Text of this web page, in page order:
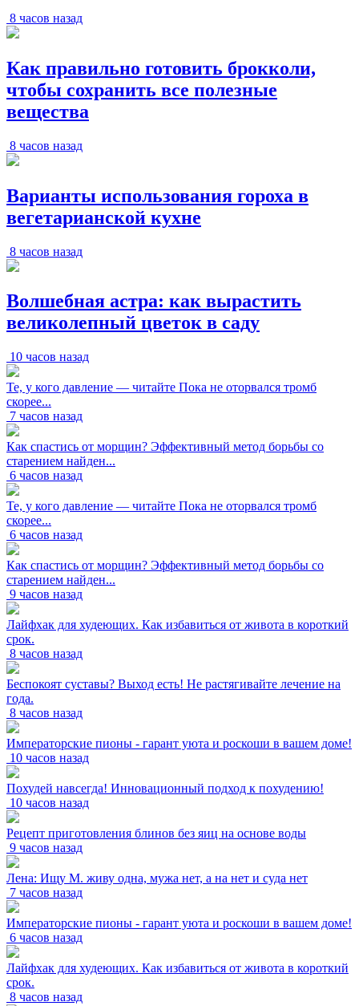
8 часов назад
Как правильно готовить брокколи,
чтобы сохранить все полезные
вещества
8 часов назад
Варианты использования гороха в
вегетарианской кухне
8 часов назад
Волшебная астра: как вырастить
великолепный цветок в саду
10 часов назад
Те, у кого давление — читайте Пока не оторвался тромб
скорее...
7 часов назад
Как спастись от морщин? Эффективный метод борьбы со
старением найден...
6 часов назад
Те, у кого давление — читайте Пока не оторвался тромб
скорее...
6 часов назад
Как спастись от морщин? Эффективный метод борьбы со
старением найден...
9 часов назад
Лайфхак для худеющих. Как избавиться от живота в короткий
срок.
8 часов назад
Беспокоят суставы? Выход есть! Не растягивайте лечение на
года.
8 часов назад
Императорские пионы - гарант уюта и роскоши в вашем доме!
10 часов назад
Похудей навсегда! Инновационный подход к похудению!
10 часов назад
Рецепт приготовления блинов без яиц на основе воды
9 часов назад
Лена: Ищу М. живу одна, мужа нет, а на нет и суда нет
7 часов назад
Императорские пионы - гарант уюта и роскоши в вашем доме!
6 часов назад
Лайфхак для худеющих. Как избавиться от живота в короткий
срок.
8 часов назад